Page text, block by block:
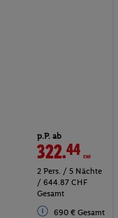
p.P. ab
322.44CHF
2 Pers. / 5 Nächte
/ 644.87 CHF
Gesamt
690 € Gesamt